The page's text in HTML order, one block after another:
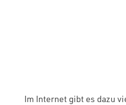
Im Internet gibt es dazu